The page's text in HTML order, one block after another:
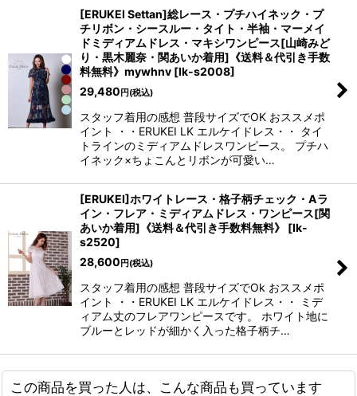
[ERUKEI Settan]総レース・プチハイネック・プ
チリボン・シースルー・タイト・半袖・マーメイ
ドミディアムドレス・マキシワンピース[山崎みど
り・黒木麗奈・関あいか着用]《送料＆代引き手数
料無料》mywhnv [lk-s2008]
29,480 円 (税込)
スタッフ着用の感想 普段サイズでOK おススメポ
イント ・・ERUKEI LK エルケイドレス・・ タイ
トラインのミディアムドレスワンピース。 プチハ
イネック×ちょこんとリボンが可愛い…
[ERUKEI]ホワイトレース・格子柄チェック・Aラ
イン・フレア・ミディアムドレス・ワンピース[関
あいか着用]《送料＆代引き手数料無料》
[lk-
s2520]
28,600 円 (税込)
スタッフ着用の感想 普段サイズでOk おススメポ
イント ・・ERUKEI LK エルケイドレス・・ ミデ
ィアム丈のフレアワンピースです。 ホワイト地に
ブルーとレッドが細かく入った格子柄チ…
この商品を買った人は、こんな商品も買っています